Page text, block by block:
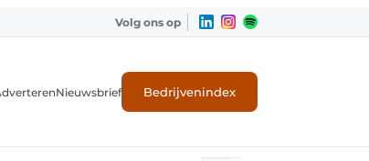
Volg ons op
Nieuwsbrief Bedrijvenindex